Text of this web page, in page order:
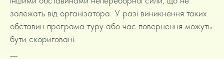
залежать від організатора. У разі виникнення таких
обставин програма туру або час повернення можуть
бути скориговані.